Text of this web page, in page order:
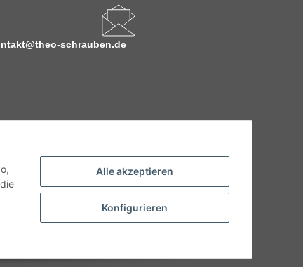
Alle akzeptieren
Konfigurieren
schrauben.de